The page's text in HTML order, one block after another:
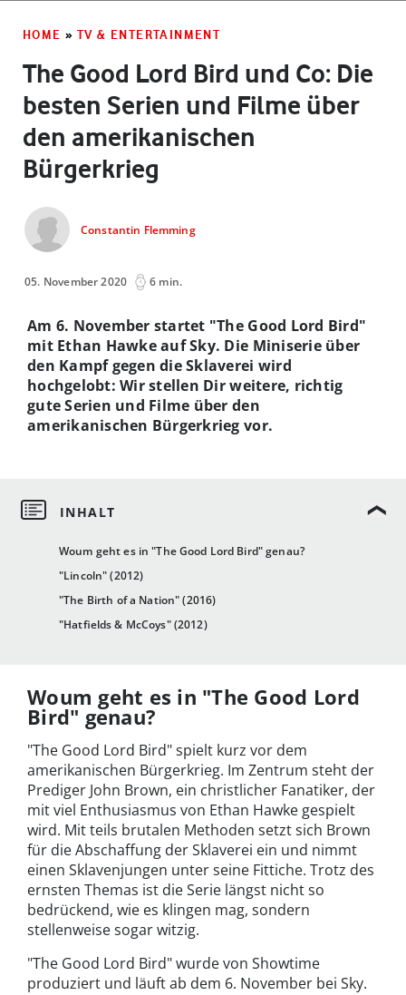
HOME » TV & ENTERTAINMENT
The Good Lord Bird und Co: Die
besten Serien und Filme über
den amerikanischen
Bürgerkrieg
Constantin Flemming
05. November 2020 6 min.
Woum geht es in "The Good Lord Bird" genau?
"Lincoln" (2012)
"The Birth of a Nation" (2016)
"Hatfields & McCoys" (2012)
Am 6. November startet "The Good Lord Bird"
mit Ethan Hawke auf Sky. Die Miniserie über
den Kampf gegen die Sklaverei wird
hochgelobt: Wir stellen Dir weitere, richtig
gute Serien und Filme über den
amerikanischen Bürgerkrieg vor.
Woum geht es in "The Good Lord
Bird" genau?
"The Good Lord Bird" spielt kurz vor dem
amerikanischen Bürgerkrieg. Im Zentrum steht der
Prediger John Brown, ein christlicher Fanatiker, der
mit viel Enthusiasmus von Ethan Hawke gespielt
wird. Mit teils brutalen Methoden setzt sich Brown
für die Abschaffung der Sklaverei ein und nimmt
einen Sklavenjungen unter seine Fittiche. Trotz des
ernsten Themas ist die Serie längst nicht so
bedrückend, wie es klingen mag, sondern
stellenweise sogar witzig.
"The Good Lord Bird" wurde von Showtime
produziert und läuft ab dem 6. November bei Sky.